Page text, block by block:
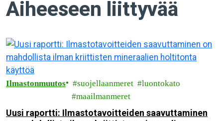
Aiheeseen liittyvää
Ilmastonmuutos suojellaanmeret
luontokato
maailmanmeret
Uusi raportti: Ilmastotavoitteiden saavuttaminen